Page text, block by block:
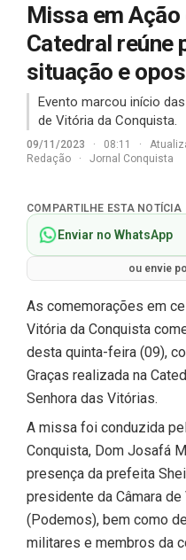
Missa em Ação
Catedral reúne
situação e
Evento marcou início
de Vitória da Conquista.
09/11/2023 · 08:11 ·
Redação
· Jornal Conquista
COMPARTILHE ESTA NOTÍCIA
Enviar no WhatsApp
ou envie
As comemorações em
Vitória da Conquista
desta quinta-feira (09),
Graças realizada na
Senhora das Vitórias.
A missa foi conduzida
Conquista, Dom Josafá
presença da prefeita
presidente da Câmara
(Podemos), bem como
militares e membros da